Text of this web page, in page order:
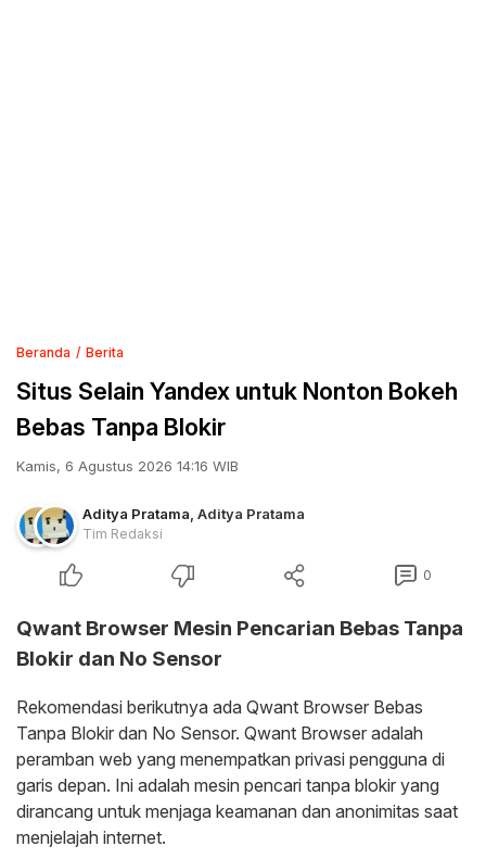
Beranda Berita
Situs Selain Yandex untuk Nonton Bokeh
Bebas Tanpa Blokir
Kamis, 6 Agustus 2026 14:16 WIB
Aditya Pratama Aditya Pratama
Tim Redaksi
0
Qwant Browser Mesin Pencarian Bebas Tanpa
Blokir dan No Sensor
Rekomendasi berikutnya ada Qwant Browser Bebas
Tanpa Blokir dan No Sensor. Qwant Browser adalah
peramban web yang menempatkan privasi pengguna di
garis depan. Ini adalah mesin pencari tanpa blokir yang
dirancang untuk menjaga keamanan dan anonimitas saat
menjelajah internet.